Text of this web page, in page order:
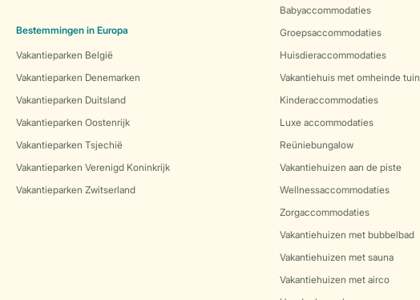
Bestemmingen in Europa
Vakantieparken België
Vakantieparken Denemarken
Vakantieparken Duitsland
Vakantieparken Oostenrijk
Vakantieparken Tsjechië
Vakantieparken Verenigd Koninkrijk
Vakantieparken Zwitserland
Babyaccommodaties
Groepsaccommodaties
Huisdieraccommodaties
Vakantiehuis met omheinde tuin
Kinderaccommodaties
Luxe accommodaties
Reüniebungalow
Vakantiehuizen aan de piste
Wellnessaccommodaties
Zorgaccommodaties
Vakantiehuizen met bubbelbad
Vakantiehuizen met sauna
Vakantiehuizen met airco